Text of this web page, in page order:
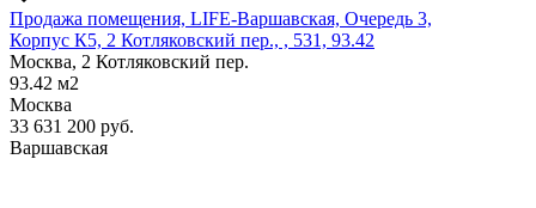
Продажа помещения, LIFE-Варшавская, Очередь 3,
Корпус К5, 2 Котляковский пер., , 531, 93.42
Москва, 2 Котляковский пер.
93.42 м2
Москва
33 631 200 руб.
Варшавская